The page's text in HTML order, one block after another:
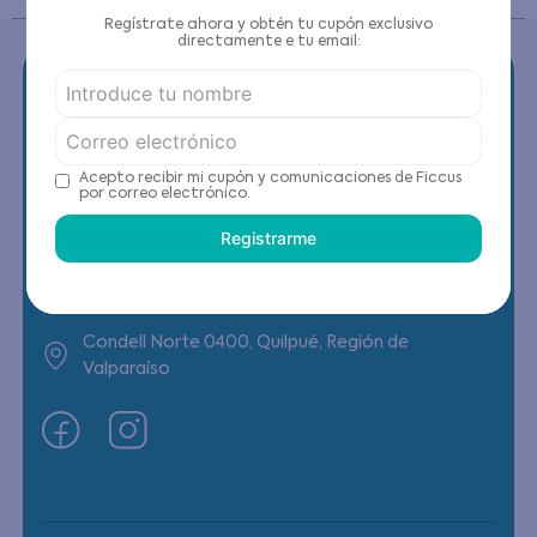
Contáctanos
(22) 6178818 - Compras Internet
Condell Norte 0400, Quilpué, Región de
Valparaíso
Regístrate ahora y obtén tu cupón exclusivo
directamente e tu email:
Acepto recibir mi cupón y comunicaciones de Ficcus
por correo electrónico.
Registrarme